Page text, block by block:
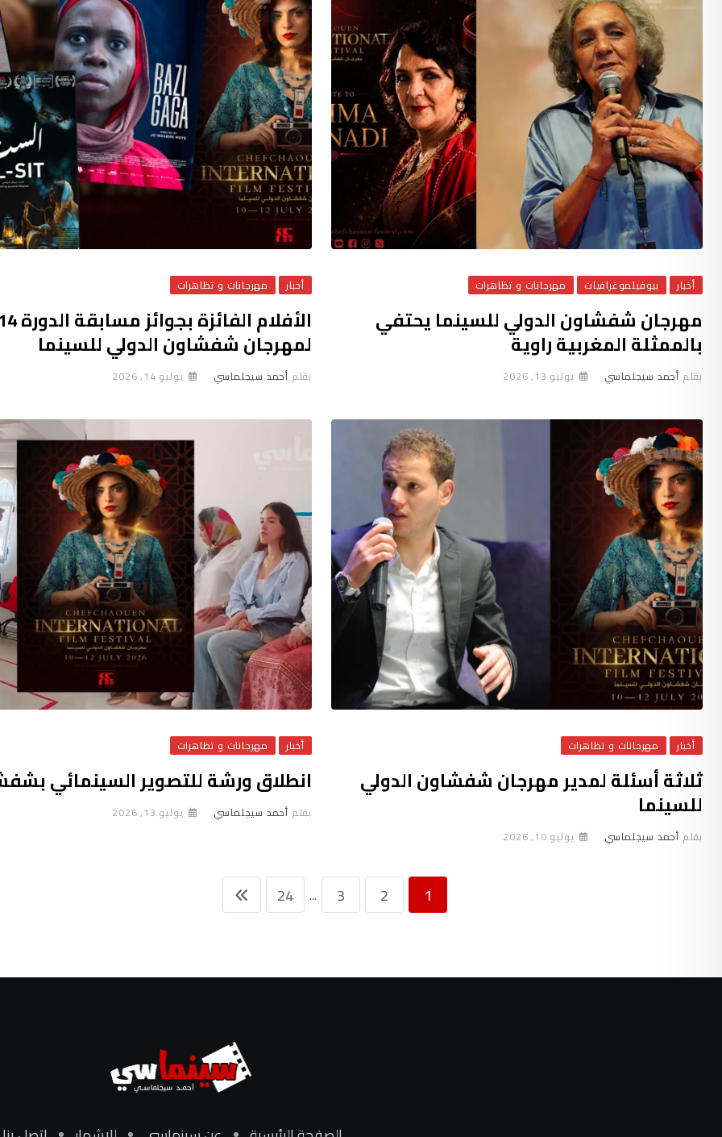
أخبار مهرجانات و تظاهرات
الأفلام الفائزة
لمهرجان شفشاون الدولي للسينما
بقلم أحمد سيجلماسي يوليو 14, 2026
أخبار بيوفيلموغرافيات مهرجانات و تظاهرات
مهرجان شفشاون الدولي للسينما يحتفي
بالممثلة المغربية راوية
بقلم أحمد سيجلماسي يوليو 13, 2026
أخبار مهرجانات و تظاهرات
انطلاق ورشة للتصوير السينمائي
بقلم أحمد سيجلماسي يوليو 13, 2026
أخبار مهرجانات و تظاهرات
ثلاثة أسئلة لمدير مهرجان شفشاون الدولي
للسينما
بقلم أحمد سيجلماسي يوليو 10, 2026
1
2
3
...
24